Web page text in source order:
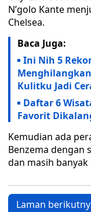
N’golo Kante
Chelsea.
Baca Juga:
Ini Nih 5
Kulitku Jadi
Daftar 6
Favorit
Kemudian ada
Benzema dengan
dan masih banyak
Laman